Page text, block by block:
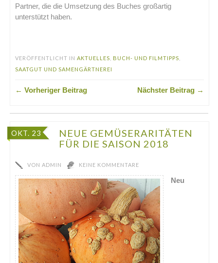
Partner, die die Umsetzung des Buches großartig
unterstützt haben.
VERÖFFENTLICHT IN AKTUELLES BUCH- UND FILMTIPPS
SAATGUT UND SAMENGÄRTNEREI
← Vorheriger Beitrag Nächster Beitrag →
OKT. 23
NEUE GEMÜSERARITÄTEN
FÜR DIE SAISON 2018
VON ADMIN KEINE KOMMENTARE
Neu